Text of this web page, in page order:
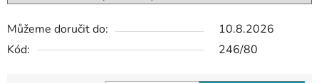
Můžeme doručit do:
10.8.2026
Kód:
246/80